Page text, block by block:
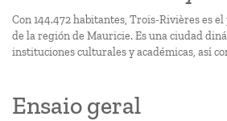
Con 144.472 habitantes, Trois-Rivières es
de la región de Mauricie. Es una ciudad
instituciones culturales y académicas, así
Ensaio geral